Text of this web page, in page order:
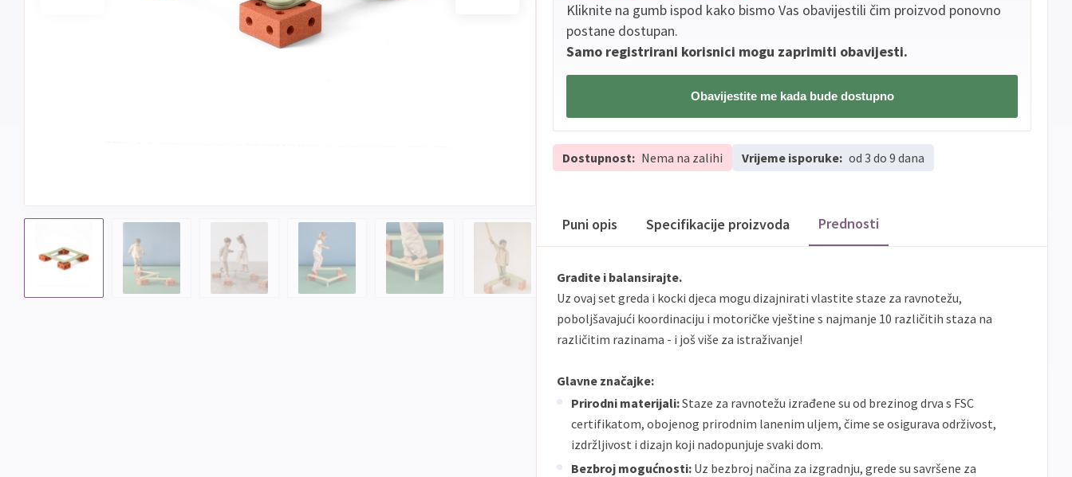
Maestro
Erste
banke
banke
ECC Discover Jednokratno
Kliknite na gumb ispod kako bismo Vas obavijestili čim proizvod ponovno
postane dostupan.
Samo registrirani korisnici mogu zaprimiti obavijesti.
Obavijestite me kada bude dostupno
Dostupnost: Nema na zalihi Vrijeme isporuke: od 3 do 9 dana
Puni opis Specifikacije proizvoda Prednosti
Gradite i balansirajte.
Uz ovaj set greda i kocki djeca mogu dizajnirati vlastite staze za ravnotežu,
poboljšavajući koordinaciju i motoričke vještine s najmanje 10 različitih staza na
različitim razinama - i još više za istraživanje!
Glavne značajke:
Prirodni materijali:Staze za ravnotežu izrađene su od brezinog drva s FSC
certifikatom, obojenog prirodnim lanenim uljem, čime se osigurava održivost,
izdržljivost i dizajn koji nadopunjuje svaki dom.
Bezbroj mogućnosti: Uz bezbroj načina za izgradnju, grede su savršene za